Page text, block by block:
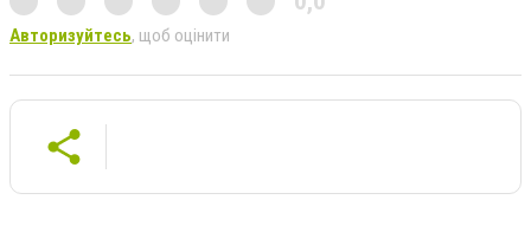
Авторизуйтесь, щоб оцінити